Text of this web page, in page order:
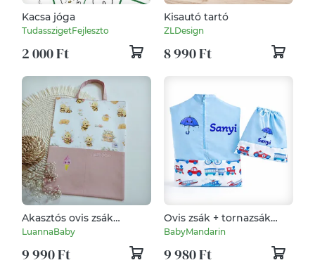
Kacsa jóga
TudasszigetFejleszto
2 000 Ft
Kisautó tartó
ZLDesign
8 990 Ft
Akasztós ovis zsák
kislánynak, méhecske,
LuannaBaby
LuannaBaby
9 990 Ft
Ovis zsák + tornazsák
szett névvel és jellel (kék
+ kisvonatos-repülős),
ajándék szeretetküldővel
BabyMandarin
9 980 Ft